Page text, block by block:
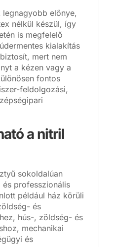
előnye,
nélkül készül, így
is megfelelő
kialakítás
mert nem
a kézen vagy a
fontos
feldolgozási,
a nitril
sokoldalúan
professzionális
például ház körüli
és
hús-, zöldség- és
mechanikai
és